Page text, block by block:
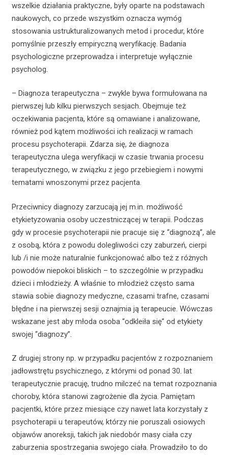
wszelkie działania praktyczne, były oparte na podstawach
naukowych, co przede wszystkim oznacza wymóg
stosowania ustrukturalizowanych metod i procedur, które
pomyślnie przeszły empiryczną weryfikację. Badania
psychologiczne przeprowadza i interpretuje wyłącznie
psycholog.
– Diagnoza terapeutyczna – zwykle bywa formułowana na
pierwszej lub kilku pierwszych sesjach. Obejmuje też
oczekiwania pacjenta, które są omawiane i analizowane,
również pod kątem możliwości ich realizacji w ramach
procesu psychoterapii. Zdarza się, że diagnoza
terapeutyczna ulega weryfikacji w czasie trwania procesu
terapeutycznego, w związku z jego przebiegiem i nowymi
tematami wnoszonymi przez pacjenta.
Przeciwnicy diagnozy zarzucają jej m.in. możliwość
etykietyzowania osoby uczestniczącej w terapii. Podczas
gdy w procesie psychoterapii nie pracuje się z “diagnozą”, ale
z osobą, która z powodu dolegliwości czy zaburzeń, cierpi
lub /i nie może naturalnie funkcjonować albo też z różnych
powodów niepokoi bliskich – to szczególnie w przypadku
dzieci i młodzieży. A właśnie to młodzież często sama
stawia sobie diagnozy medyczne, czasami trafne, czasami
błędne i na pierwszej sesji oznajmia ją terapeucie. Wówczas
wskazane jest aby młoda osoba “odkleiła się” od etykiety
swojej “diagnozy”.
Z drugiej strony np. w przypadku pacjentów z rozpoznaniem
jadłowstrętu psychicznego, z którymi od ponad 30. lat
terapeutycznie pracuję, trudno milczeć na temat rozpoznania
choroby, która stanowi zagrożenie dla życia. Pamiętam
pacjentki, które przez miesiące czy nawet lata korzystały z
psychoterapii u terapeutów, którzy nie poruszali osiowych
objawów anoreksji, takich jak niedobór masy ciała czy
zaburzenia spostrzegania swojego ciała. Prowadziło to do